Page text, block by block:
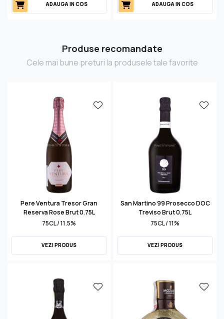
ADAUGA IN COS ADAUGA IN COS
Produse recomandate
Cele mai bune preturi la produsele tale favorite
Pere Ventura Tresor Gran
Reserva Rose Brut 0.75L
75CL / 11.5%
VEZI PRODUS
San Martino 99 Prosecco DOC
Treviso Brut 0.75L
75CL / 11%
VEZI PRODUS